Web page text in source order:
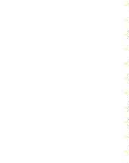
・
・
・
・
・
・
・
・
・
・
・